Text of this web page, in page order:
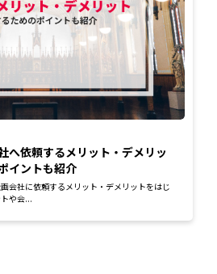
へ依頼するメリット・デメリッ
イントも紹介
会社に依頼するメリット・デメリットをはじ
や会...